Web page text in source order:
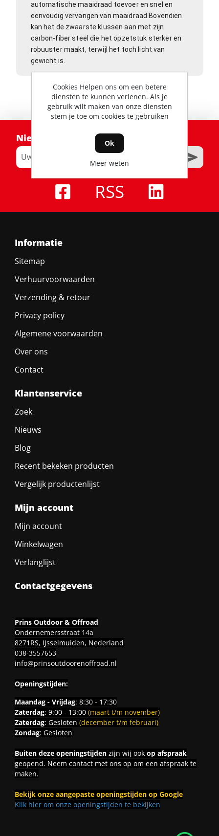
automatische maaidraad toevoer en snel en
eenvoudig vervangen van maaidraad. Bovendien
kan het de zwaarste klussen aan met zijn
carbon-fiber steel die het opzetstuk sterker en
robuuster maakt, terwijl het toch licht van
gewicht is.
Nieuwsbrief
RSS
Informatie
Sitemap
Verhuurvoorwaarden
Verzending & retour
Privacy policy
Algemene voorwaarden
Over ons
Contact
Klantenservice
Zoek
Nieuws
Blog
Recent bekeken producten
Vergelijk productenlijst
Mijn account
Mijn account
Winkelwagen
Verlanglijst
Contactgegevens
Prins Outdoor & Offroad
Ondernemersstraat 14a
8271RS, IJsselmuiden, Nederland
038-3557653
info@prinsoutdoorenoffroad.nl
Openingstijden:
Maandag - Vrijdag: 8:30 - 17:30
Zaterdag: 9:00 - 13:00 (maart t/m november)
Zaterdag: Gesloten (december t/m februari)
Zondag: Gesloten
Buiten deze openingstijdenzijn wij ook op afspraak
geopend. Neem contact met ons op om een afspraak te
maken.
Bekijk onze aangepaste openingstijden op Google
Klik hier om onze openingstijden te bekijken
Cookies Helpen ons om een betere
diensten te kunnen verlenen. Als je
gebruik wilt maken van onze diensten
stem je toe om cookies te gebruiken
Ok
Meer weten